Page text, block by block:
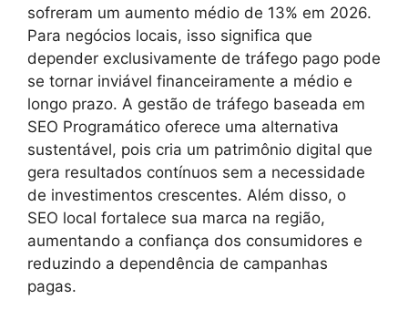
sofreram um aumento médio de 13% em 2026.
Para negócios locais, isso significa que
depender exclusivamente de tráfego pago pode
se tornar inviável financeiramente a médio e
longo prazo. A gestão de tráfego baseada em
SEO Programático oferece uma alternativa
sustentável, pois cria um patrimônio digital que
gera resultados contínuos sem a necessidade
de investimentos crescentes. Além disso, o
SEO local fortalece sua marca na região,
aumentando a confiança dos consumidores e
reduzindo a dependência de campanhas
pagas.